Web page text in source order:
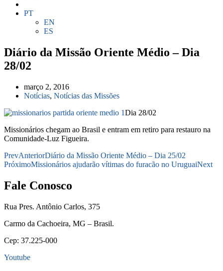
PT
EN
ES
Diário da Missão Oriente Médio – Dia
28/02
março 2, 2016
Notícias, Notícias das Missões
Dia 28/02
Missionários chegam ao Brasil e entram em retiro para restauro na
Comunidade-Luz Figueira.
PrevAnteriorDiário da Missão Oriente Médio – Dia 25/02
PróximoMissionários ajudarão vítimas do furacão no UruguaiNext
Fale Conosco
Rua Pres. Antônio Carlos, 375
Carmo da Cachoeira, MG – Brasil.
Cep: 37.225-000
Youtube